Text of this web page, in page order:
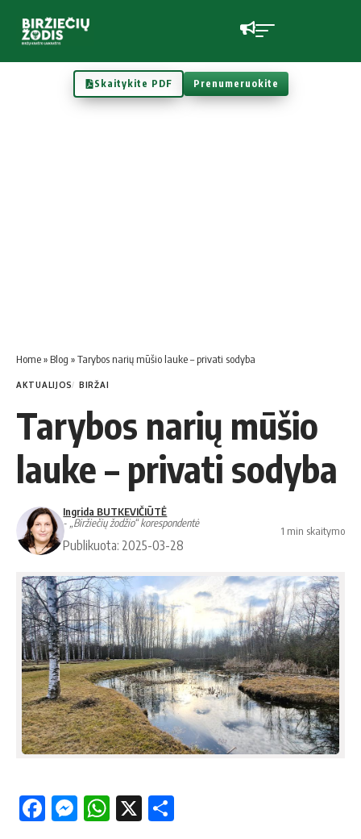
Skaitykite PDF Prenumeruokite
Home» Blog »Tarybos narių mūšio lauke – privati sodyba
AKTUALIJOS BIRŽAI
Tarybos narių mūšio
lauke – privati sodyba
Ingrida BUTKEVIČIŪTĖ
- „Biržiečių žodžio“ korespondentė
Publikuota: 2025-03-28
1 min skaitymo
Facebook
Messenger
WhatsApp
X